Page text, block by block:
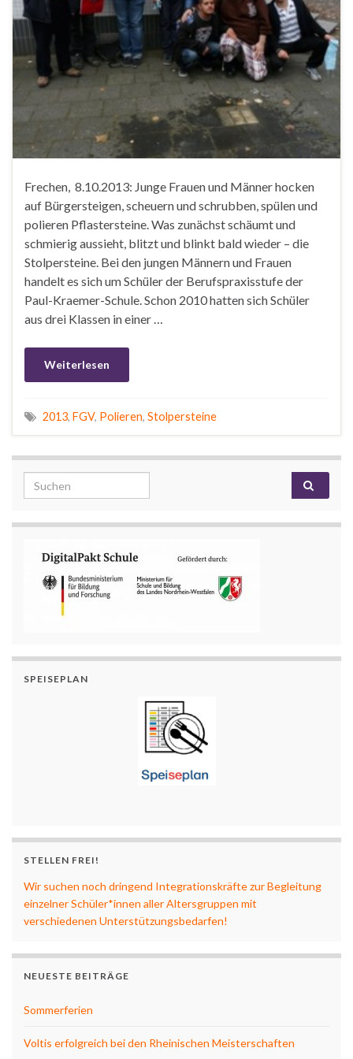
Frechen, 8.10.2013: Junge Frauen und Männer hocken
auf Bürgersteigen, scheuern und schrubben, spülen und
polieren Pflastersteine. Was zunächst schäumt und
schmierig aussieht, blitzt und blinkt bald wieder – die
Stolpersteine. Bei den jungen Männern und Frauen
handelt es sich um Schüler der Berufspraxisstufe der
Paul-Kraemer-Schule. Schon 2010 hatten sich Schüler
aus drei Klassen in einer …
Weiterlesen
2013, FGV, Polieren, Stolpersteine
Search for:
SPEISEPLAN
STELLEN FREI!
Wir suchen noch dringend Integrationskräfte zur Begleitung
einzelner Schüler*innen aller Altersgruppen mit
verschiedenen Unterstützungsbedarfen!
NEUESTE BEITRÄGE
Sommerferien
Voltis erfolgreich bei den Rheinischen Meisterschaften